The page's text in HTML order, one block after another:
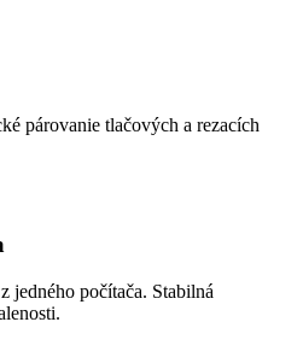
párovanie tlačových a rezacích
jedného počítača. Stabilná